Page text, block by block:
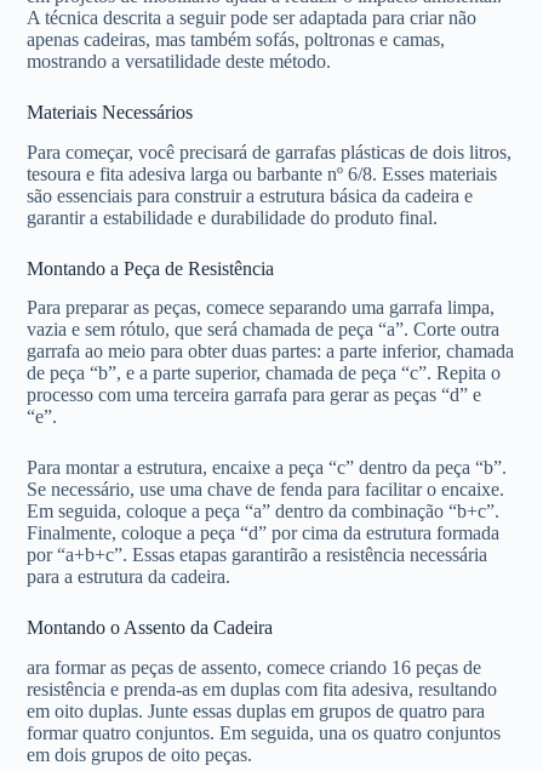
A técnica descrita a seguir pode ser adaptada para criar não
apenas cadeiras, mas também sofás, poltronas e camas,
mostrando a versatilidade deste método.
Materiais Necessários
Para começar, você precisará de garrafas plásticas de dois litros,
tesoura e fita adesiva larga ou barbante nº 6/8. Esses materiais
são essenciais para construir a estrutura básica da cadeira e
garantir a estabilidade e durabilidade do produto final.
Montando a Peça de Resistência
Para preparar as peças, comece separando uma garrafa limpa,
vazia e sem rótulo, que será chamada de peça “a”. Corte outra
garrafa ao meio para obter duas partes: a parte inferior, chamada
de peça “b”, e a parte superior, chamada de peça “c”. Repita o
processo com uma terceira garrafa para gerar as peças “d” e
“e”.
Para montar a estrutura, encaixe a peça “c” dentro da peça “b”.
Se necessário, use uma chave de fenda para facilitar o encaixe.
Em seguida, coloque a peça “a” dentro da combinação “b+c”.
Finalmente, coloque a peça “d” por cima da estrutura formada
por “a+b+c”. Essas etapas garantirão a resistência necessária
para a estrutura da cadeira.
Montando o Assento da Cadeira
ara formar as peças de assento, comece criando 16 peças de
resistência e prenda-as em duplas com fita adesiva, resultando
em oito duplas. Junte essas duplas em grupos de quatro para
formar quatro conjuntos. Em seguida, una os quatro conjuntos
em dois grupos de oito peças.